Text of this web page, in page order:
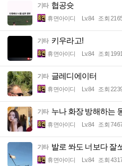
기타 협공슛
휴면아이디 Lv.84 조회
기타 키우라고!
휴면아이디 Lv.84 조회 1991
기타 글레디에이터
휴면아이디 Lv.84 조회
기타 누나 화장 방해하는
휴면아이디 Lv.84 조회
기타 발로 쏴도 너보다 잘
휴면아이디 Lv.84 조회